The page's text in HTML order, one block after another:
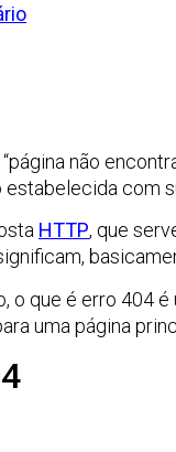
não
com
HTTP, que
o que é erro 404
uma página